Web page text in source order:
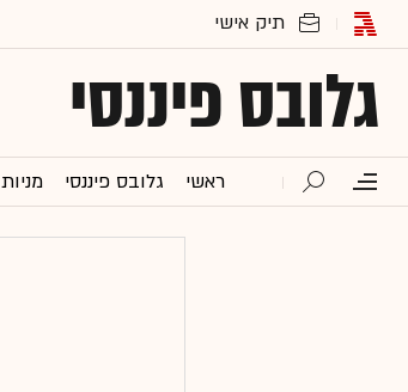
גלובס פיננסי
ראשי גלובס פיננסי מניות